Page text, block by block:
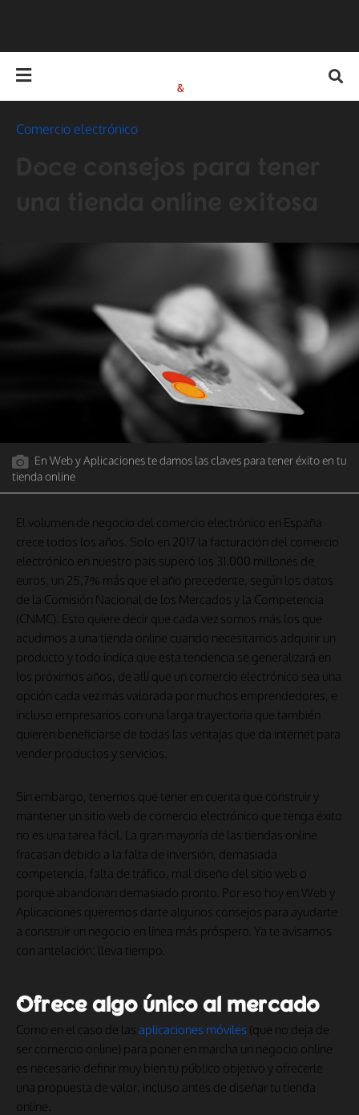
Comercio electrónico
En Web y Aplicaciones te damos las claves para tener éxito en tu
tienda online
El volumen de negocio del comercio electrónico en España
crece todos los años. Solo en 2017 la facturación del comercio
electrónico en nuestro país superó los 31.000 millones de
euros, un 25,7% más que el año precedente, según los datos
de la Comisión Nacional de los Mercados y la Competencia
(CNMC). Esto quiere decir que cada vez somos más los que
acudimos a una tienda online cuando necesitamos adquirir un
producto y todo indica que esta tendencia se generalizará en
los próximos años, de allí que un comercio electrónico sea una
opción cada vez más valorada por muchos emprendedores, e
incluso empresarios con una larga trayectoria que también
quieren beneficiarse de todas las ventajas que da internet para
vender productos y servicios.
Sin embargo, tenemos que tener en cuenta que construir y
mantener un sitio web de comercio electrónico que tenga éxito
no es una tarea fácil. La gran mayoría de las tiendas online
fracasan debido a la falta de inversión, demasiada
competencia, falta de tráfico, mal diseño del sitio web o
porque abandonan demasiado pronto. Por eso hoy en Web y
Aplicaciones queremos darte algunos consejos para ayudarte
a construir un negocio en línea más próspero. Ya te avisamos
con antelación: lleva tiempo.
Ofrece algo único al mercado
Como en el caso de las aplicaciones móviles (que no deja de
ser comercio online) para poner en marcha un negocio online
es necesario definir muy bien tu público objetivo y ofrecerle
una propuesta de valor, incluso antes de diseñar tu tienda
online.